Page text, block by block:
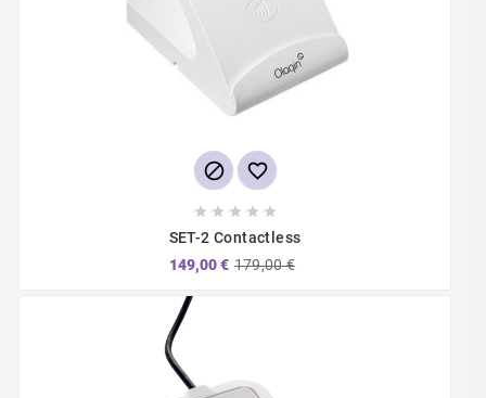
 
    
SET-2 Contactless
149,00 € 179,00 €